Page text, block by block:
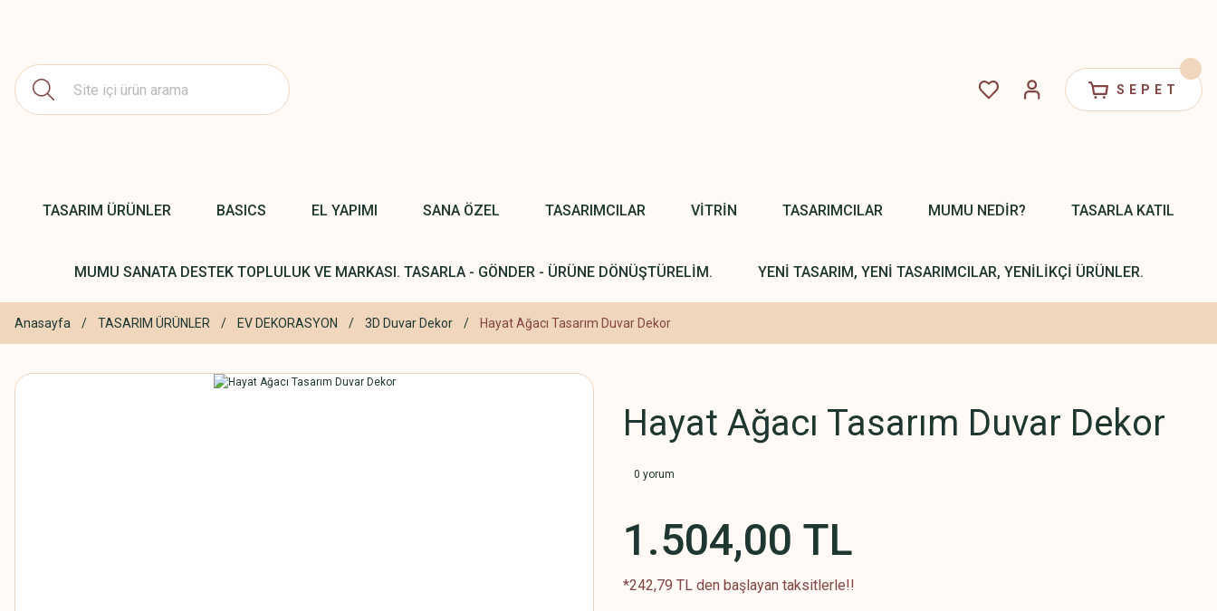
SEPET
TASARIM ÜRÜNLER BASICS EL YAPIMI SANA ÖZEL TASARIMCILAR VİTRİN TASARIMCILAR MUMU NEDİR? TASARLA KATIL
MUMU SANATA DESTEK TOPLULUK VE MARKASI. TASARLA - GÖNDER - ÜRÜNE DÖNÜŞTÜRELİM. YENİ TASARIM, YENİ TASARIMCILAR, YENİLİKÇİ ÜRÜNLER.
Anasayfa TASARIM ÜRÜNLER EV DEKORASYON 3D Duvar Dekor Hayat Ağacı Tasarım Duvar Dekor
Hayat Ağacı Tasarım Duvar Dekor
0 yorum
1.504,00 TL
*242,79 TL den başlayan taksitlerle!!